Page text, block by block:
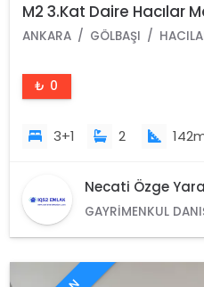
M2 3.Kat Daire Hacılar
ANKARA GÖLBAŞI
₺ 0
3+1 2
Necati Özge
GAYRIMENKUL